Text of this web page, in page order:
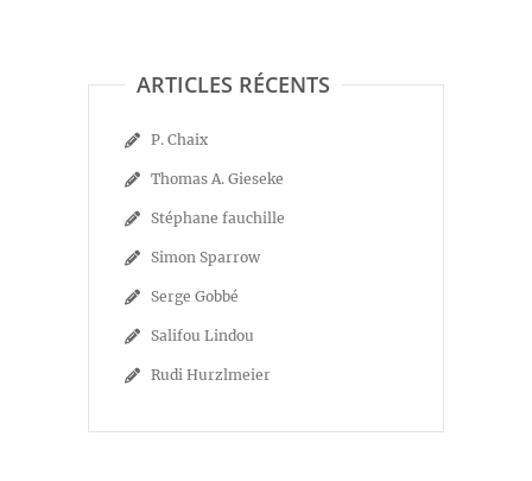
ARTICLES RÉCENTS
P. Chaix
Thomas A. Gieseke
Stéphane fauchille
Simon Sparrow
Serge Gobbé
Salifou Lindou
Rudi Hurzlmeier